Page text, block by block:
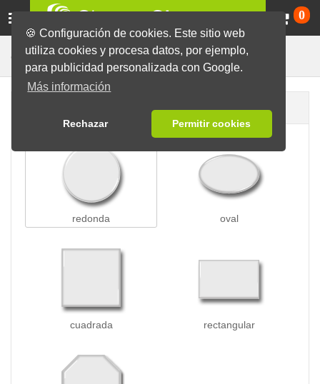
🍪 Configuración de cookies. Este sitio web
utiliza cookies y procesa datos, por ejemplo,
para publicidad personalizada con Google.
Más información
Rechazar Permitir cookies
0
Chapas Chapas con Imán Para Ropa
redonda oval
cuadrada rectangular